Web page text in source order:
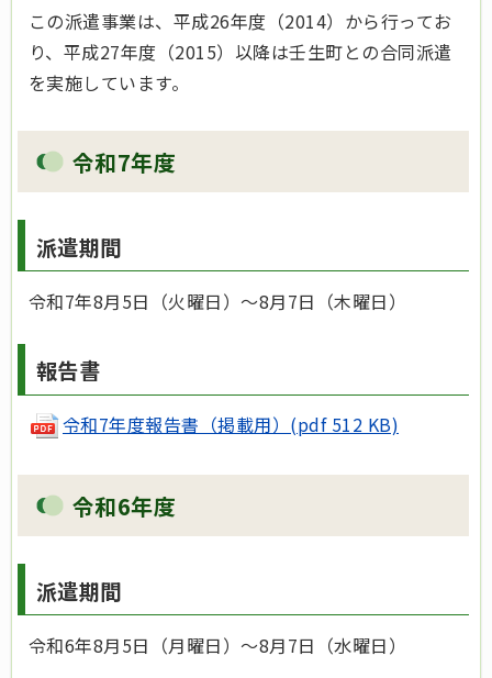
この派遣事業は、平成26年度（2014）から行ってお
り、平成27年度（2015）以降は壬生町との合同派遣
を実施しています。
令和7年度
派遣期間
令和7年8月5日（火曜日）～8月7日（木曜日）
報告書
令和7年度報告書（掲載用）(pdf 512 KB)
令和6年度
派遣期間
令和6年8月5日（月曜日）～8月7日（水曜日）